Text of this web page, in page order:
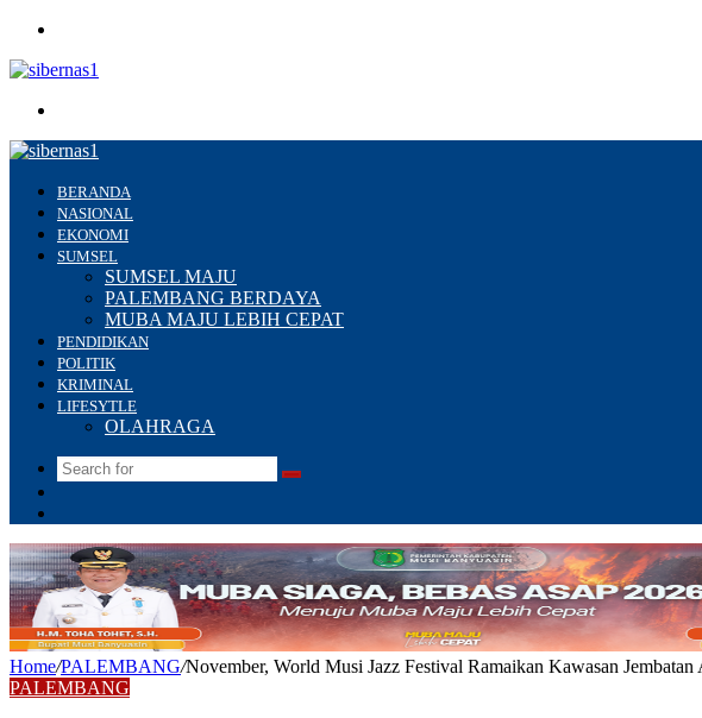
BERANDA
NASIONAL
EKONOMI
SUMSEL
SUMSEL MAJU
PALEMBANG BERDAYA
MUBA MAJU LEBIH CEPAT
PENDIDIKAN
POLITIK
KRIMINAL
LIFESYTLE
OLAHRAGA
Search
Home/PALEMBANG/November, World Musi Jazz Festival Ramaikan Kawasan Jembatan
PALEMBANG